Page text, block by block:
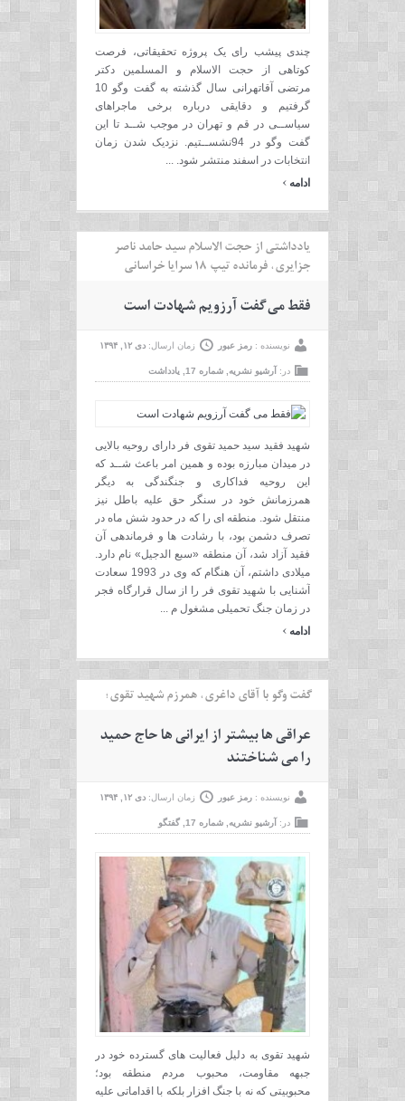
چندی پیشب رای یک پروژه تحقیقاتی، فرصت
کوتاهی از حجت الاسلام و المسلمین دکتر
مرتضی آقاتهرانی سال گذشته به گفت وگو 10
گرفتیم و دقایقی درباره برخی ماجراهای
سیاســی در قم و تهران در موجب شــد تا این
گفت وگو در 94نشســتیم. نزدیک شدن زمان
انتخابات در اسفند منتشر شود. ...
ادامه ›
یادداشتی از حجت الاسلام سید حامد ناصر
جزایری، فرمانده تیپ 18 سرایا خراسانی
فقط می گفت آرزویم شهادت است
نویسنده : رمز عبور زمان ارسال: دی ۱۲, ۱۳۹۴
در: آرشیو نشریه شماره 17 یادداشت
شهید فقید سید حمید تقوی فر دارای روحیه بالایی
در میدان مبارزه بوده و همین امر باعث شــد که
این روحیه فداکاری و جنگندگی به دیگر
همرزمانش خود در سنگر حق علیه باطل نیز
منتقل شود. منطقه ای را که در حدود شش ماه در
تصرف دشمن بود، با رشادت ها و فرماندهی آن
فقید آزاد شد، آن منطقه «سبع الدجیل» نام دارد.
میلادی داشتم، آن هنگام که وی در 1993 سعادت
آشنایی با شهید تقوی فر را از سال قرارگاه فجر
در زمان جنگ تحمیلی مشغول م ...
ادامه ›
گفت وگو با آقای داغری، همرزم شهید تقوی؛
عراقی ها بیشتر از ایرانی ها حاج حمید
را می شناختند
نویسنده : رمز عبور زمان ارسال: دی ۱۲, ۱۳۹۴
در: آرشیو نشریه شماره 17 گفتگو
شهید تقوی به دلیل فعالیت های گسترده خود در
جبهه مقاومت، محبوب مردم منطقه بود؛
محبوبیتی که نه با جنگ افزار بلکه با اقداماتی علیه